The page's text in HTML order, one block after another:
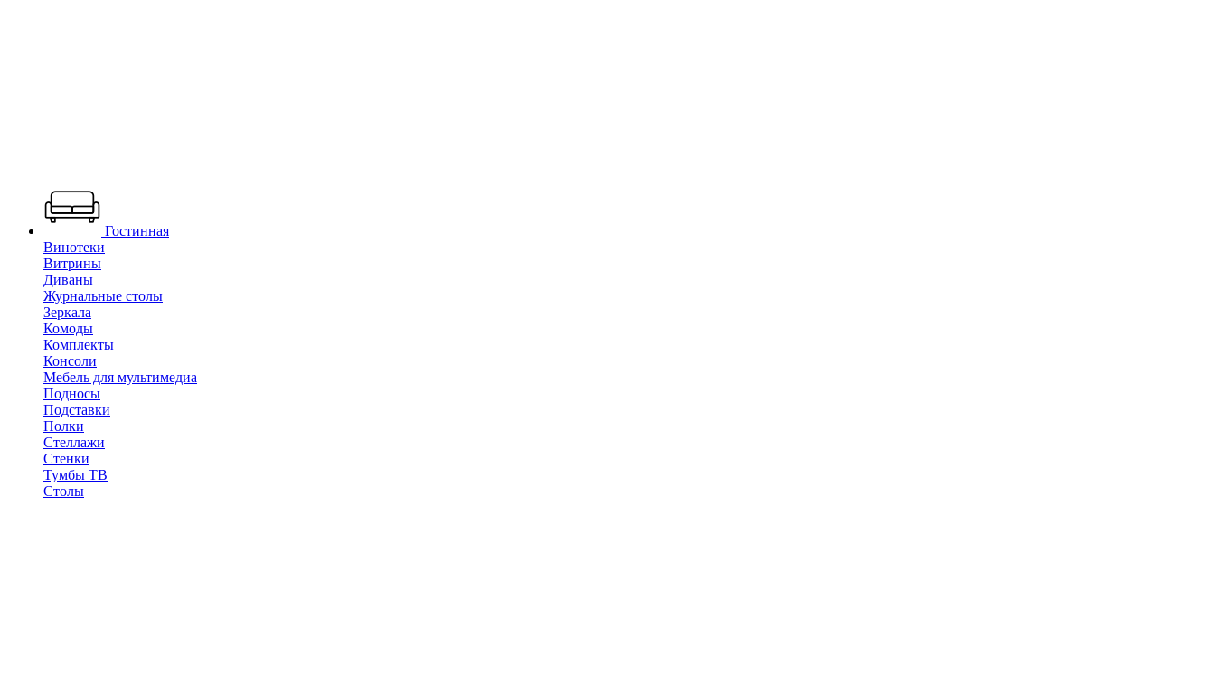
Гостинная
Винотеки
Витрины
Диваны
Журнальные столы
Зеркала
Комоды
Комплекты
Консоли
Мебель для мультимедиа
Подносы
Подставки
Полки
Стеллажи
Стенки
Тумбы ТВ
Столы